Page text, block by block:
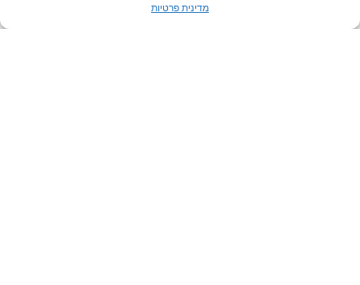
מדינית פרטיות